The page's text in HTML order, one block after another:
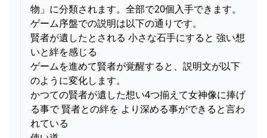
物」に分類されます。全部で20個入手できます。
ゲーム序盤での説明は以下の通りです。
賢者が遺したとされる 小さな石手にすると 強い想
いと絆を感じる
ゲームを進めて賢者が覚醒すると、説明文が以下
のように変化します。
かつての賢者が遺した想い4つ揃えて女神像に捧げ
る事で 賢者との絆を より深める事ができると言わ
れている